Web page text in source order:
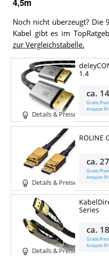
Noch nicht überzeugt? Die
Kabel gibt es im
zur Vergleichstabelle.
Details & Preise
1.4
ca.
Gratis
Amazon
Details & Preise
ROLINE
ca.
Gratis
Amazon
Details & Preise
Series
ca.
Gratis
Amazon